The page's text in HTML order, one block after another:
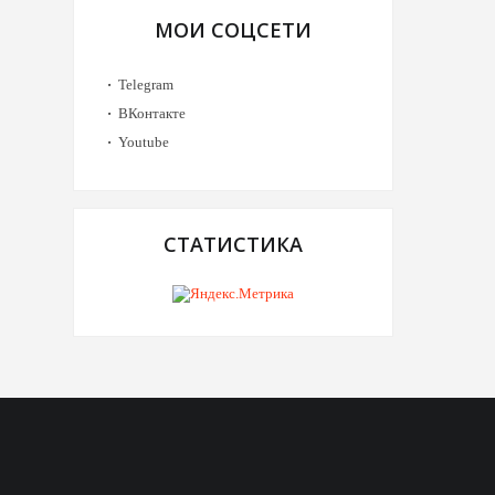
МОИ СОЦСЕТИ
Telegram
ВКонтакте
Youtube
СТАТИСТИКА